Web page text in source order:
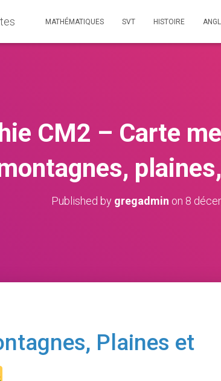
MATHÉMATIQUES SVT HISTOIRE
CM2 – Carte
Published by gregadmin on 8
Plaines et